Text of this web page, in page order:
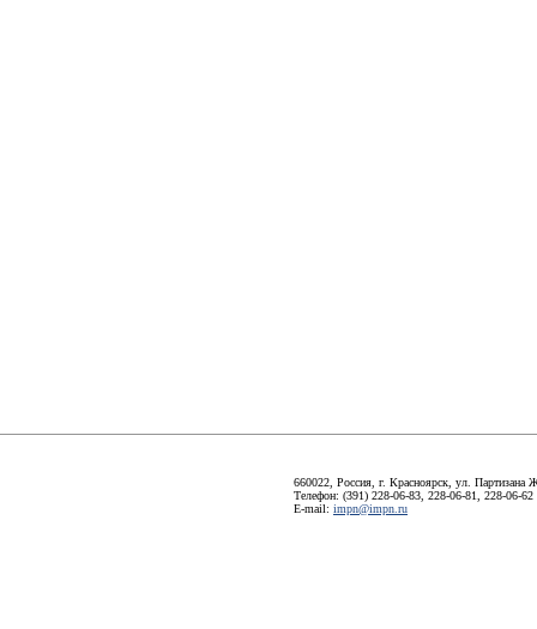
660022, Россия, г. Красноярск, ул. Партизана
Телефон: (391) 228-06-83, 228-06-81, 228-06-62
E-mail: impn@impn.ru